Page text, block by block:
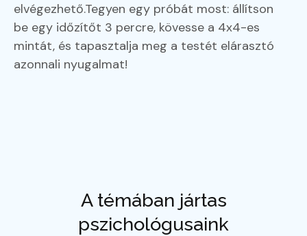
elvégezhető.Tegyen egy próbát most: állítson
be egy időzítőt 3 percre, kövesse a 4x4-es
mintát, és tapasztalja meg a testét elárasztó
azonnali nyugalmat!
A témában jártas
pszichológusaink